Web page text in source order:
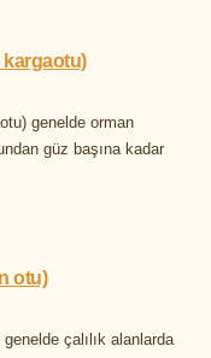
genelde orman
güz başına kadar
otu)
çalılık alanlarda